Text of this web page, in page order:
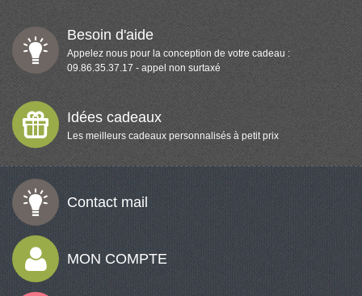
Besoin d'aide
Appelez nous pour la conception de votre cadeau :
09.86.35.37.17 - appel non surtaxé
Idées cadeaux
Les meilleurs cadeaux personnalisés à petit prix
Contact mail
MON COMPTE